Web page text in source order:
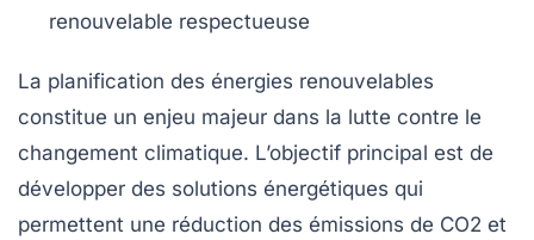
renouvelable respectueuse
La planification des énergies renouvelables
constitue un enjeu majeur dans la lutte contre le
changement climatique. L’objectif principal est de
développer des solutions énergétiques qui
permettent une réduction des émissions de CO2 et